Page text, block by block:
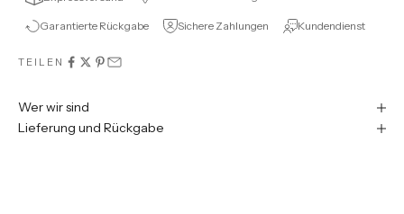
Garantierte Rückgabe Sichere Zahlungen Kundendienst
TEILEN
Wer wir sind
Lieferung und Rückgabe